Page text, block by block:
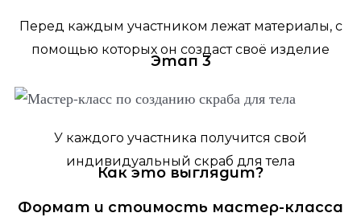
Перед каждым участником лежат материалы, с
помощью которых он создаст своё изделие
Этап 3
У каждого участника получится свой
индивидуальный скраб для тела
Как это выглядит?
Формат и стоимость мастер-класса